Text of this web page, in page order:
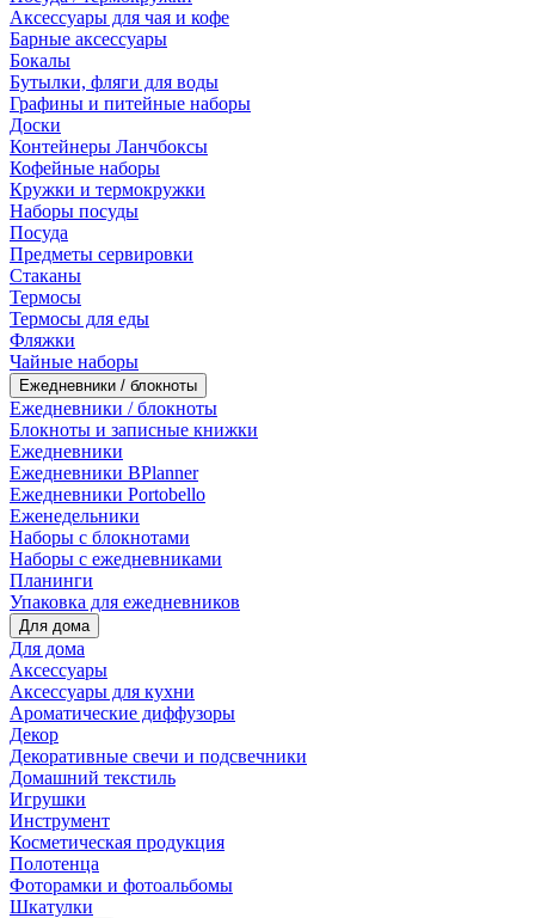
Аксессуары для чая и кофе
Барные аксессуары
Бокалы
Бутылки, фляги для воды
Графины и питейные наборы
Доски
Контейнеры Ланчбоксы
Кофейные наборы
Кружки и термокружки
Наборы посуды
Посуда
Предметы сервировки
Стаканы
Термосы
Термосы для еды
Фляжки
Чайные наборы
Ежедневники / блокноты
Ежедневники / блокноты
Блокноты и записные книжки
Ежедневники
Ежедневники BPlanner
Ежедневники Portobello
Еженедельники
Наборы с блокнотами
Наборы с ежедневниками
Планинги
Упаковка для ежедневников
Для дома
Для дома
Аксессуары
Аксессуары для кухни
Ароматические диффузоры
Декор
Декоративные свечи и подсвечники
Домашний текстиль
Игрушки
Инструмент
Косметическая продукция
Полотенца
Фоторамки и фотоальбомы
Шкатулки